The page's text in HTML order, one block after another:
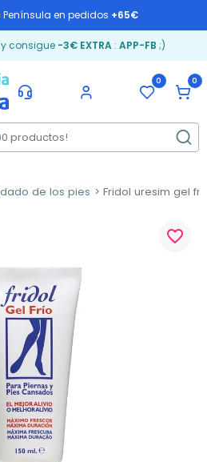
Península en pedidos +65€
y consigue -3€ EXTRA: APP-FB ;)
0 0
de los pies Fridol uresim gel
favorite_border